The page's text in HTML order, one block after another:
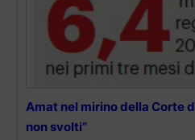
Amat nel mirino della Corte
non svolti”